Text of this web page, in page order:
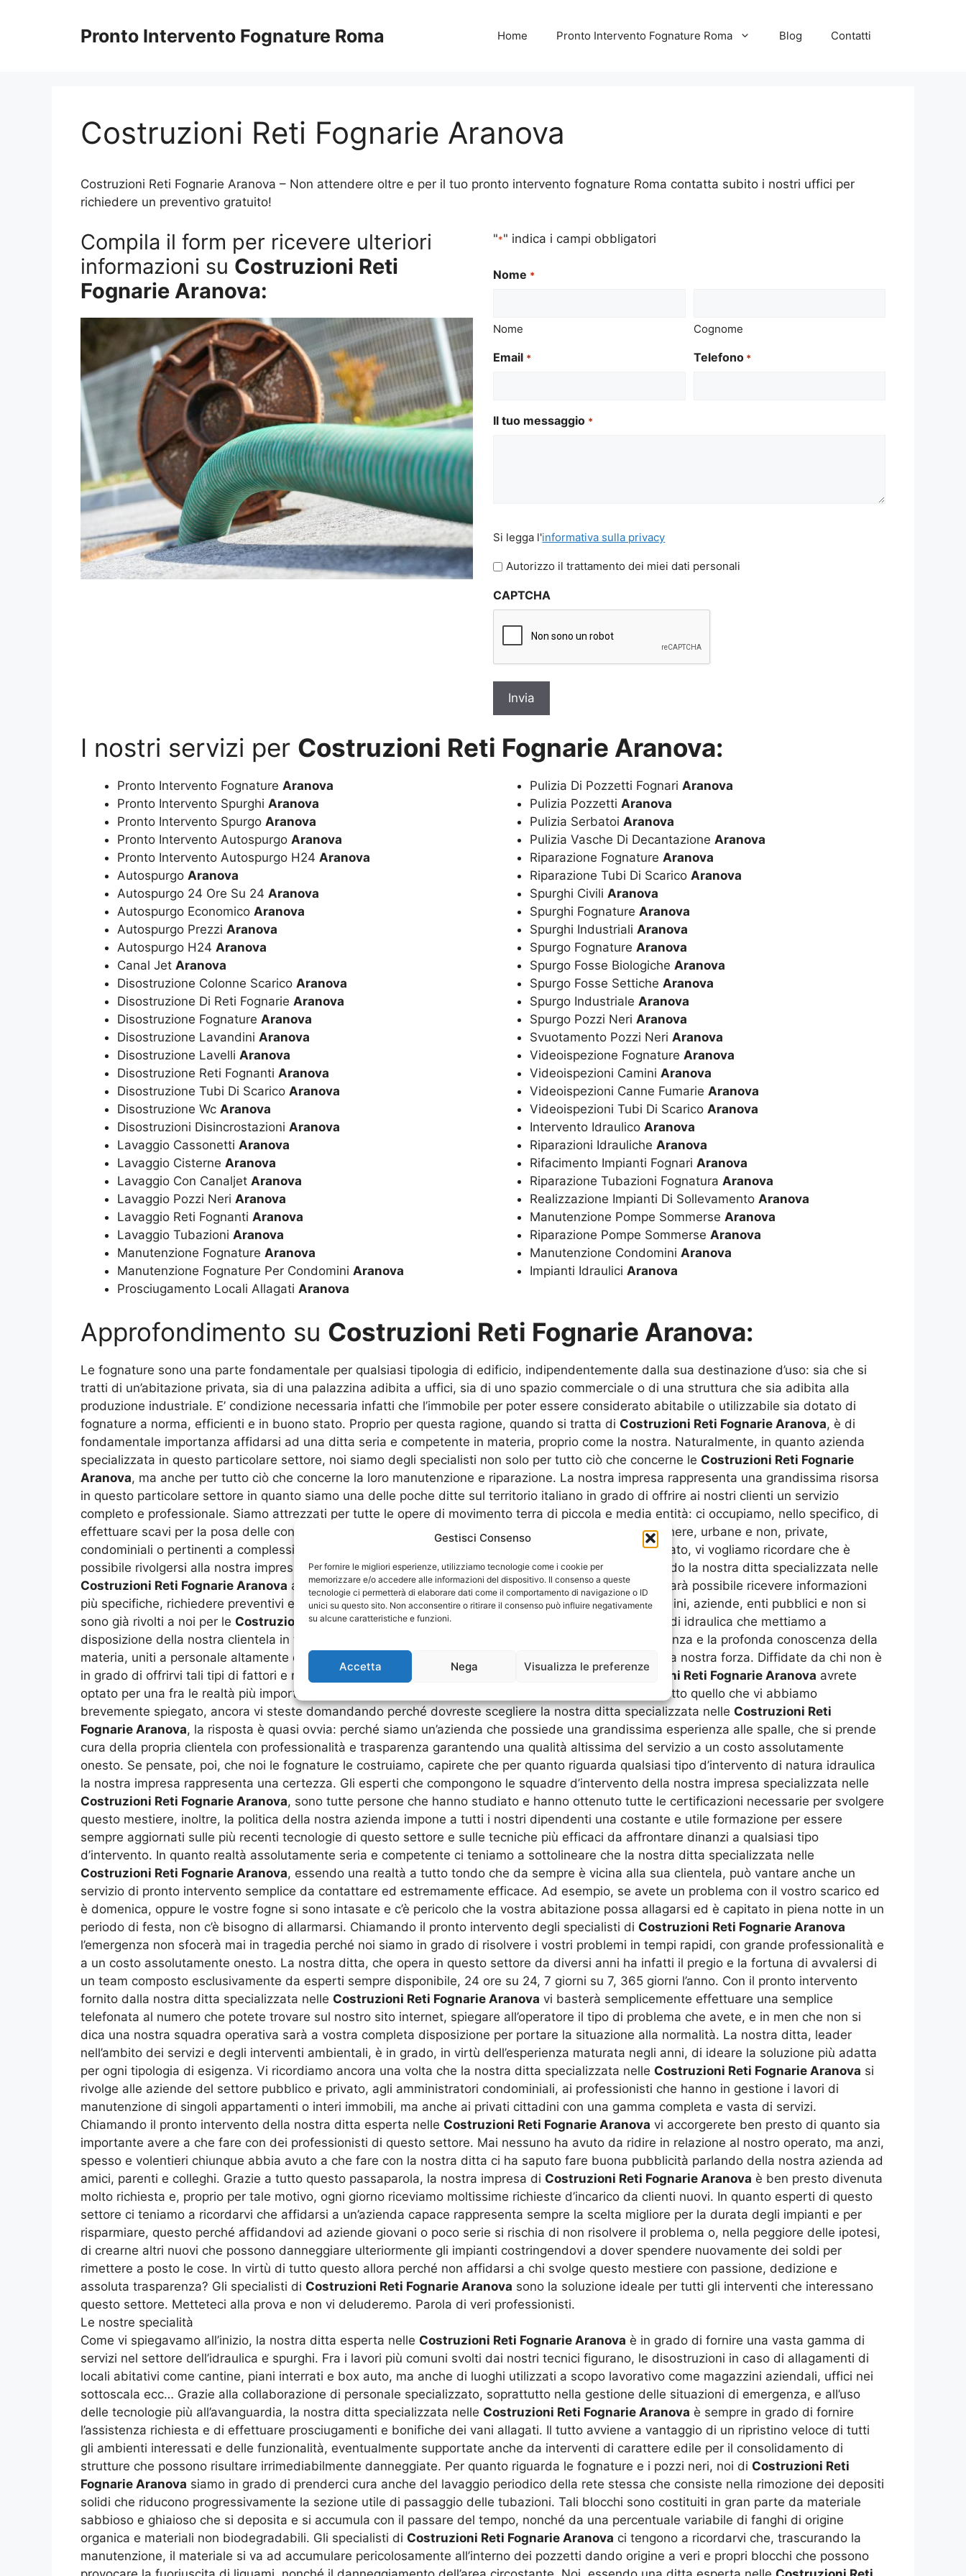
Gestisci Consenso
Per fornire le migliori esperienze, utilizziamo tecnologie come i cookie per
memorizzare e/o accedere alle informazioni del dispositivo. Il consenso a queste
tecnologie ci permetterà di elaborare dati come il comportamento di navigazione o ID
unici su questo sito. Non acconsentire o ritirare il consenso può influire negativamente
su alcune caratteristiche e funzioni.
Accetta Nega Visualizza le preferenze
Pronto Intervento Fognature Roma Home Pronto Intervento Fognature Roma Blog Contatti
Costruzioni Reti Fognarie Aranova
Costruzioni Reti Fognarie Aranova – Non attendere oltre e per il tuo pronto intervento fognature Roma contatta subito i nostri uffici per
richiedere un preventivo gratuito!
Compila il form per ricevere ulteriori
informazioni su Costruzioni Reti
Fognarie Aranova:
"*" indica i campi obbligatori
Nome *
Nome Cognome
Email * Telefono *
Il tuo messaggio *
legga
l'informativa
privacy
Si legga l'informativa sulla privacy
Autorizzo il trattamento dei miei dati personali
CAPTCHA
I nostri servizi per Costruzioni Reti Fognarie Aranova:
Pronto Intervento Fognature Aranova
Pronto Intervento Spurghi Aranova
Pronto Intervento Spurgo Aranova
Pronto Intervento Autospurgo Aranova
Pronto Intervento Autospurgo H24 Aranova
Autospurgo Aranova
Autospurgo 24 Ore Su 24 Aranova
Autospurgo Economico Aranova
Autospurgo Prezzi Aranova
Autospurgo H24 Aranova
Canal Jet Aranova
Disostruzione Colonne Scarico Aranova
Disostruzione Di Reti Fognarie Aranova
Disostruzione Fognature Aranova
Disostruzione Lavandini Aranova
Disostruzione Lavelli Aranova
Disostruzione Reti Fognanti Aranova
Disostruzione Tubi Di Scarico Aranova
Disostruzione Wc Aranova
Disostruzioni Disincrostazioni Aranova
Lavaggio Cassonetti Aranova
Lavaggio Cisterne Aranova
Lavaggio Con Canaljet Aranova
Lavaggio Pozzi Neri Aranova
Lavaggio Reti Fognanti Aranova
Lavaggio Tubazioni Aranova
Manutenzione Fognature Aranova
Manutenzione Fognature Per Condomini Aranova
Prosciugamento Locali Allagati Aranova
Pulizia Di Pozzetti FognariAranova
Pulizia PozzettiAranova
Pulizia SerbatoiAranova
Pulizia Vasche Di DecantazioneAranova
Riparazione FognatureAranova
Riparazione Tubi Di ScaricoAranova
Spurghi CiviliAranova
Spurghi FognatureAranova
Spurghi IndustrialiAranova
Spurgo FognatureAranova
Spurgo Fosse BiologicheAranova
Spurgo Fosse SetticheAranova
Spurgo IndustrialeAranova
Spurgo Pozzi NeriAranova
Svuotamento Pozzi NeriAranova
Videoispezione FognatureAranova
Videoispezioni CaminiAranova
Videoispezioni Canne FumarieAranova
Videoispezioni Tubi Di ScaricoAranova
Intervento IdraulicoAranova
Riparazioni IdraulicheAranova
Rifacimento Impianti FognariAranova
Riparazione Tubazioni FognaturaAranova
Realizzazione Impianti Di SollevamentoAranova
Manutenzione Pompe SommerseAranova
Riparazione Pompe SommerseAranova
Manutenzione CondominiAranova
Impianti IdrauliciAranova
Approfondimento su Costruzioni Reti Fognarie Aranova:
Le fognature sono una parte fondamentale per qualsiasi tipologia di edificio, indipendentemente dalla sua destinazione d’uso: sia che si
tratti di un’abitazione privata, sia di una palazzina adibita a uffici, sia di uno spazio commerciale o di una struttura che sia adibita alla
produzione industriale. E’ condizione necessaria infatti che l’immobile per poter essere considerato abitabile o utilizzabile sia dotato di
fognature a norma, efficienti e in buono stato. Proprio per questa ragione, quando si tratta di Costruzioni Reti Fognarie Aranova, è di
fondamentale importanza affidarsi ad una ditta seria e competente in materia, proprio come la nostra. Naturalmente, in quanto azienda
specializzata in questo particolare settore, noi siamo degli specialisti non solo per tutto ciò che concerne le Costruzioni Reti Fognarie
Aranova, ma anche per tutto ciò che concerne la loro manutenzione e riparazione. La nostra impresa rappresenta una grandissima risorsa
in questo particolare settore in quanto siamo una delle poche ditte sul territorio italiano in grado di offrire ai nostri clienti un servizio
completo e professionale. Siamo attrezzati per tutte le opere di movimento terra di piccola e media entità: ci occupiamo, nello specifico, di
effettuare scavi per la posa delle condotte fognarie e di fosse biologiche per fognature di qualsiasi genere, urbane e non, private,
condominiali o pertinenti a complessi produttivi e commerciali. Oltre a ciò che vi abbiamo fin ora elencato, vi vogliamo ricordare che è
possibile rivolgersi alla nostra impresa anche per lavori di rifacimento di fognature esistenti. Contattando la nostra ditta specializzata nelle
Costruzioni Reti Fognarie Aranova al numero telefonico che potrete trovare sul nostro sito internet, sarà possibile ricevere informazioni
più specifiche, richiedere preventivi e togliersi qualsiasi dubbio. In moltissime persone, fra privati cittadini, aziende, enti pubblici e non si
sono già rivolti a noi per le Costruzioni Reti Fognarie Aranovae per tutti gli interventi grandi e piccoli di idraulica che mettiamo a
disposizione della nostra clientela in tempi assolutamente ragionevoli e a un costo onesto. La trasparenza e la profonda conoscenza della
materia, uniti a personale altamente qualificato e a mezzi adatti a tale tipo di lavoro, sono da sempre la nostra forza. Diffidate da chi non è
in grado di offrirvi tali tipi di fattori e ricordate, scegliendo la nostra ditta specializzata nelleCostruzioni Reti Fognarie Aranova avrete
optato per una fra le realtà più importanti e competenti d’Italia, quindi potete fidarvi. Se, nonostante tutto quello che vi abbiamo
brevemente spiegato, ancora vi steste domandando perché dovreste scegliere la nostra ditta specializzata nelle Costruzioni Reti
Fognarie Aranova, la risposta è quasi ovvia: perché siamo un’azienda che possiede una grandissima esperienza alle spalle, che si prende
cura della propria clientela con professionalità e trasparenza garantendo una qualità altissima del servizio a un costo assolutamente
onesto. Se pensate, poi, che noi le fognature le costruiamo, capirete che per quanto riguarda qualsiasi tipo d’intervento di natura idraulica
la nostra impresa rappresenta una certezza. Gli esperti che compongono le squadre d’intervento della nostra impresa specializzata nelle
Costruzioni Reti Fognarie Aranova, sono tutte persone che hanno studiato e hanno ottenuto tutte le certificazioni necessarie per svolgere
questo mestiere, inoltre, la politica della nostra azienda impone a tutti i nostri dipendenti una costante e utile formazione per essere
sempre aggiornati sulle più recenti tecnologie di questo settore e sulle tecniche più efficaci da affrontare dinanzi a qualsiasi tipo
d’intervento. In quanto realtà assolutamente seria e competente ci teniamo a sottolineare che la nostra ditta specializzata nelle
Costruzioni Reti Fognarie Aranova, essendo una realtà a tutto tondo che da sempre è vicina alla sua clientela, può vantare anche un
servizio di pronto intervento semplice da contattare ed estremamente efficace. Ad esempio, se avete un problema con il vostro scarico ed
è domenica, oppure le vostre fogne si sono intasate e c’è pericolo che la vostra abitazione possa allagarsi ed è capitato in piena notte in un
periodo di festa, non c’è bisogno di allarmarsi. Chiamando il pronto intervento degli specialisti di Costruzioni Reti Fognarie Aranova
l’emergenza non sfocerà mai in tragedia perché noi siamo in grado di risolvere i vostri problemi in tempi rapidi, con grande professionalità e
a un costo assolutamente onesto. La nostra ditta, che opera in questo settore da diversi anni ha infatti il pregio e la fortuna di avvalersi di
un team composto esclusivamente da esperti sempre disponibile, 24 ore su 24, 7 giorni su 7, 365 giorni l’anno. Con il pronto intervento
fornito dalla nostra ditta specializzata nelle Costruzioni Reti Fognarie Aranova vi basterà semplicemente effettuare una semplice
telefonata al numero che potete trovare sul nostro sito internet, spiegare all’operatore il tipo di problema che avete, e in men che non si
dica una nostra squadra operativa sarà a vostra completa disposizione per portare la situazione alla normalità. La nostra ditta, leader
nell’ambito dei servizi e degli interventi ambientali, è in grado, in virtù dell’esperienza maturata negli anni, di ideare la soluzione più adatta
per ogni tipologia di esigenza. Vi ricordiamo ancora una volta che la nostra ditta specializzata nelle Costruzioni Reti Fognarie Aranova si
rivolge alle aziende del settore pubblico e privato, agli amministratori condominiali, ai professionisti che hanno in gestione i lavori di
manutenzione di singoli appartamenti o interi immobili, ma anche ai privati cittadini con una gamma completa e vasta di servizi.
Chiamando il pronto intervento della nostra ditta esperta nelle Costruzioni Reti Fognarie Aranova vi accorgerete ben presto di quanto sia
importante avere a che fare con dei professionisti di questo settore. Mai nessuno ha avuto da ridire in relazione al nostro operato, ma anzi,
spesso e volentieri chiunque abbia avuto a che fare con la nostra ditta ci ha saputo fare buona pubblicità parlando della nostra azienda ad
amici, parenti e colleghi. Grazie a tutto questo passaparola, la nostra impresa di Costruzioni Reti Fognarie Aranova è ben presto divenuta
molto richiesta e, proprio per tale motivo, ogni giorno riceviamo moltissime richieste d’incarico da clienti nuovi. In quanto esperti di questo
settore ci teniamo a ricordarvi che affidarsi a un’azienda capace rappresenta sempre la scelta migliore per la durata degli impianti e per
risparmiare, questo perché affidandovi ad aziende giovani o poco serie si rischia di non risolvere il problema o, nella peggiore delle ipotesi,
di crearne altri nuovi che possono danneggiare ulteriormente gli impianti costringendovi a dover spendere nuovamente dei soldi per
rimettere a posto le cose. In virtù di tutto questo allora perché non affidarsi a chi svolge questo mestiere con passione, dedizione e
assoluta trasparenza? Gli specialisti di Costruzioni Reti Fognarie Aranova sono la soluzione ideale per tutti gli interventi che interessano
questo settore. Metteteci alla prova e non vi deluderemo. Parola di veri professionisti.
Le nostre specialità
Come vi spiegavamo all’inizio, la nostra ditta esperta nelle Costruzioni Reti Fognarie Aranova è in grado di fornire una vasta gamma di
servizi nel settore dell’idraulica e spurghi. Fra i lavori più comuni svolti dai nostri tecnici figurano, le disostruzioni in caso di allagamenti di
locali abitativi come cantine, piani interrati e box auto, ma anche di luoghi utilizzati a scopo lavorativo come magazzini aziendali, uffici nei
sottoscala ecc… Grazie alla collaborazione di personale specializzato, soprattutto nella gestione delle situazioni di emergenza, e all’uso
delle tecnologie più all’avanguardia, la nostra ditta specializzata nelle Costruzioni Reti Fognarie Aranova è sempre in grado di fornire
l’assistenza richiesta e di effettuare prosciugamenti e bonifiche dei vani allagati. Il tutto avviene a vantaggio di un ripristino veloce di tutti
gli ambienti interessati e delle funzionalità, eventualmente supportate anche da interventi di carattere edile per il consolidamento di
strutture che possono risultare irrimediabilmente danneggiate. Per quanto riguarda le fognature e i pozzi neri, noi di Costruzioni Reti
Fognarie Aranova siamo in grado di prenderci cura anche del lavaggio periodico della rete stessa che consiste nella rimozione dei depositi
solidi che riducono progressivamente la sezione utile di passaggio delle tubazioni. Tali blocchi sono costituiti in gran parte da materiale
sabbioso e ghiaioso che si deposita e si accumula con il passare del tempo, nonché da una percentuale variabile di fanghi di origine
organica e materiali non biodegradabili. Gli specialisti di Costruzioni Reti Fognarie Aranova ci tengono a ricordarvi che, trascurando la
manutenzione, il materiale si va ad accumulare pericolosamente all’interno dei pozzetti dando origine a veri e propri blocchi che possono